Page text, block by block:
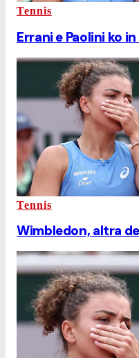
Tennis
Errani e Paolini ko
Tennis
Wimbledon, altra